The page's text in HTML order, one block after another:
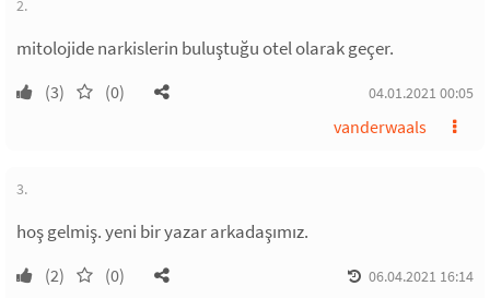
2.
mitolojide narkislerin buluştuğu otel olarak geçer.
(3) (0) 04.01.2021 00:05
vanderwaals
3.
hoş gelmiş. yeni bir yazar arkadaşımız.
(2) (0) 06.04.2021 16:14